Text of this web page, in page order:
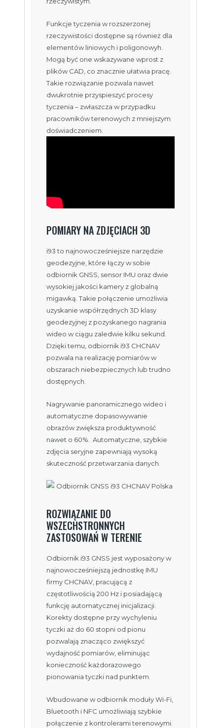
Funkcje tyczenia w rozszerzonej
rzeczywistości dostępne są również dla
elementów liniowych i poligonowyh.
Mogą być one wskazywane wprost z
plików CAD, co znacznie ułatwia pracę.
Takie rozwiązanie pozwala nawet
dwukrotnie przyspieszyć procesy
tyczenia – zwłaszcza w przypadku
pracowników terenowych z mniejszym
doświadczeniem.
POMIARY NA ZDJĘCIACH 3D
i93 to najnowocześniejsze narzędzie
geodezyjne, które łączy w sobie
odbiornik GNSS, sensor IMU oraz dwie
wysokiej jakości kamery z globalną
migawką. Takie połączenie umożliwia
uzyskanie współrzędnych 3D klasy
geodezyjnej z pozyskanego nagrania
wideo w ciągu zaledwie kilku sekund.
Dzięki temu, odbiornik i93 CHCNAV
pozwala na realizację pomiarów w
obszarach niebezpiecznych lub trudno
dostępnych.
Nagrywanie panoramicznego wideo i
automatyczne dopasowywanie
obrazów zwiększa produktywność
nawet o 60%. Automatyczne, szybkie
zdjęcia seryjne zapewniają wysoką
skuteczność przetwarzania danych.
ROZWIĄZANIE DO
WSZECHSTRONNYCH
ZASTOSOWAŃ W TERENIE
Odbiornik i93 GNSS jest wyposażony w
najnowocześniejszą jednostkę IMU
firmy CHCNAV, pracującą z
częstotliwością 200 Hz i posiadającą
funkcję automatycznej inicjalizacji.
Korekty dostępne przy wychyleniu
tyczki aż do 60 stopni od pionu
pozwalają znacząco zwiększyć
wydajność pomiarów, eliminując
konieczność każdorazowego
pionowania tyczki nad punktem.
Wbudowane w odbiornik moduły Wi-Fi,
Bluetooth i NFC umożliwiają szybkie
połączenie z kontrolerami terenowymi.